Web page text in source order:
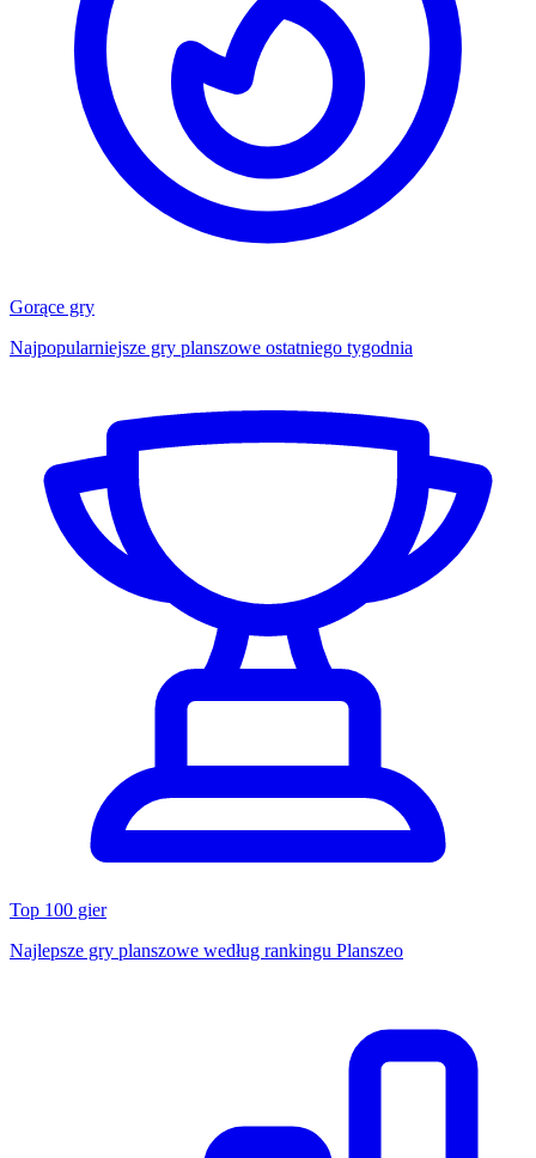
Gorące gry
Najpopularniejsze gry planszowe ostatniego tygodnia
Top 100 gier
Najlepsze gry planszowe według rankingu Planszeo